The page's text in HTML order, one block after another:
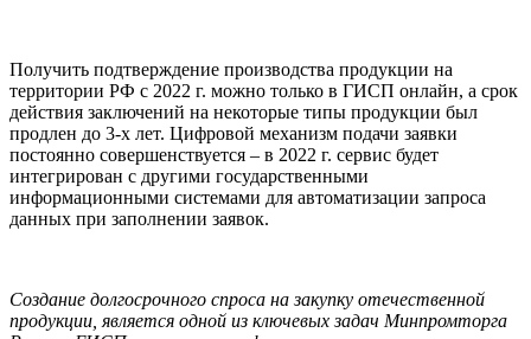
Получить подтверждение производства продукции на
территории РФ с 2022 г. можно только в ГИСП онлайн, а срок
действия заключений на некоторые типы продукции был
продлен до 3-х лет. Цифровой механизм подачи заявки
постоянно совершенствуется – в 2022 г. сервис будет
интегрирован с другими государственными
информационными системами для автоматизации запроса
данных при заполнении заявок.
Создание долгосрочного спроса на закупку отечественной
продукции, является одной из ключевых задач Минпромторга